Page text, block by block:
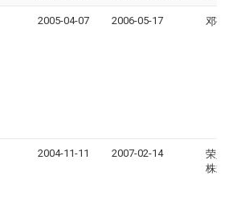
2005-04-07 2006-05-17 邓敬
2004-11-11 2007-02-14
荣兴
株式